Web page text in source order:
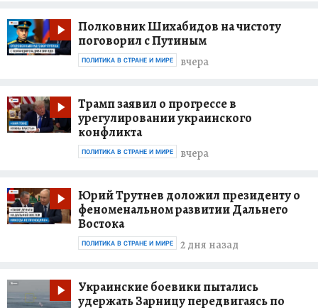
Полковник Шихабидов на чистоту
поговорил с Путиным
вчера
ПОЛИТИКА В СТРАНЕ И МИРЕ
Трамп заявил о прогрессе в
урегулировании украинского
конфликта
вчера
ПОЛИТИКА В СТРАНЕ И МИРЕ
Юрий Трутнев доложил президенту о
феноменальном развитии Дальнего
Востока
2 дня назад
ПОЛИТИКА В СТРАНЕ И МИРЕ
Украинские боевики пытались
удержать Зарницу передвигаясь по